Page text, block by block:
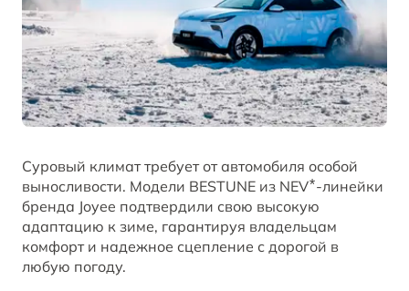
T77
ОТ 1 798 000 ₽*
ПОЛУЧИТЬ ПРЕДЛОЖЕНИЕ
Корпоративные продажи
КРЕДИТ И СТРАХОВАНИЕ
Кредитные программы
ЗАПИСАТЬСЯ НА СЕРВИС
BESTUNE В СОЦСЕТЯХ
BESTUNE в VK
BESTUNE в OK
BESTUNE в Telegram
BESTUNE в YouTube
BESTUNE в Яндекс Дзен
Суровый климат требует от автомобиля особой
выносливости. Модели BESTUNE из NEV ⃰ -линейки
бренда Joyee подтвердили свою высокую
адаптацию к зиме, гарантируя владельцам
комфорт и надежное сцепление с дорогой в
любую погоду.